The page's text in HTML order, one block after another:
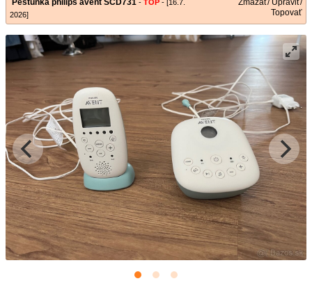
Pestunka philips avent SCD731 - TOP - [16.7.
2026]
Zmazať/ Upraviť/
Topovať